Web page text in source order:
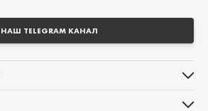
НАШ TELEGRAM КАНАЛ